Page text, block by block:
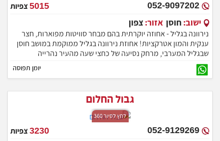
052-9097202
5015צפיות
ישוב: חוסן אזור:צפון
נירוונה בגליל - אחוזה יוקרתית בהם מבחר סוויטות מפוארות, חצר
ענקית והמון אטרקציות! אחוזת נירוונה בגליל ממוקמת במושב חוסן
שבגליל המערבי, מרחק נסיעה של כחצי שעה מהעיר נהרייה
יומן תפוסה
גבול החלום
לחץ לסיור 360
052-9129269
3230צפיות